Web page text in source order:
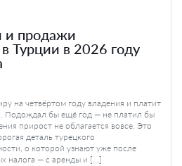
и продажи
Турции в 2026 году
на четвёртом году владения и платит
Подождал бы ещё год — не платил бы
прирост не облагается вовсе. Это
деталь турецкого
о которой узнают уже после
налога — с аренды и […]